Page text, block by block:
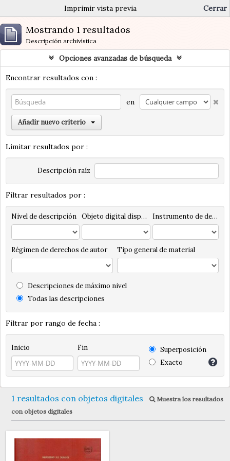
Imprimir vista previa Cerrar
Mostrando 1 resultados
Descripción archivística
Opciones avanzadas de búsqueda
Encontrar resultados con :
en
Añadir nuevo criterio
Limitar resultados por :
Descripción raíz
Filtrar resultados por :
Nivel de descripción Objeto digital disponibles Instrumento de descripción
Régimen de derechos de autor Tipo general de material
Descripciones de máximo nivel
Todas las descripciones
Filtrar por rango de fecha :
Inicio Fin
Superposición
Exacto
1 resultados con objetos digitales
Muestra los resultados
con objetos digitales